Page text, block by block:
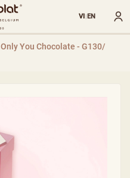
VI|EN
Only You Chocolate - G130/